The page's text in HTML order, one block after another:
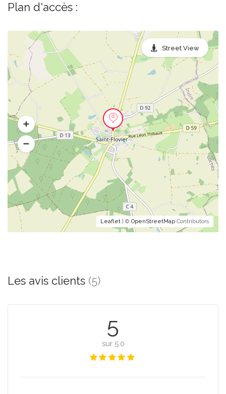
Plan d'accès :
Leaflet | © OpenStreetMap Contributors
Street View
Les avis clients (5)
5
sur 5.0